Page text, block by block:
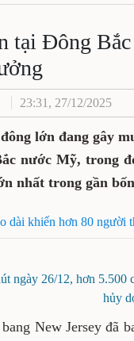
QUỐC TẾ TÀI
VĂN NGHỆ THÁI
tại Đông
23:31, 27/12/2025
lớn đang gây
nước Mỹ, trong
nhất trong gần
dài khiến hơn 80 người
ngày 26/12, hơn 5.500
hủy
New Jersey đã